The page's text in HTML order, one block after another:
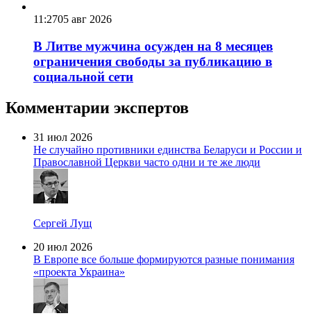
11:2705 авг 2026
В Литве мужчина осужден на 8 месяцев
ограничения свободы за публикацию в
социальной сети
Комментарии экспертов
31 июл 2026
Не случайно противники единства Беларуси и России и
Православной Церкви часто одни и те же люди
Сергей Лущ
20 июл 2026
В Европе все больше формируются разные понимания
«проекта Украина»